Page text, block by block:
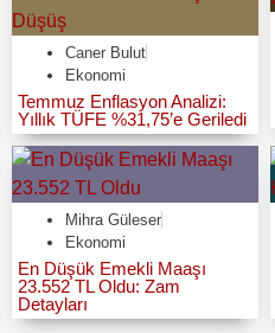
Caner Bulut
Ekonomi
Temmuz Enflasyon Analizi:
Yıllık TÜFE %31,75’e Geriledi
Mihra Güleser
Ekonomi
En Düşük Emekli Maaşı
23.552 TL Oldu: Zam
Detayları